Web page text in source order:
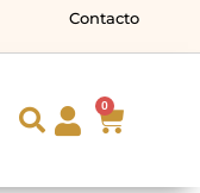
Contacto
0